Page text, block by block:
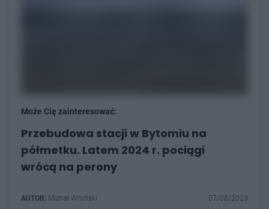
Może Cię zainteresować:
Przebudowa stacji w Bytomiu na
półmetku. Latem 2024 r. pociągi
wrócą na perony
AUTOR: Michał Wroński 07/08/2023